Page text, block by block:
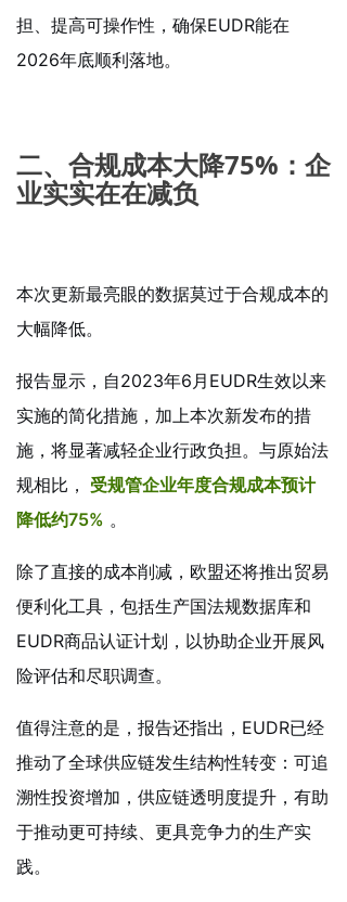
担、提高可操作性，确保EUDR能在
2026年底顺利落地。
二、合规成本大降75%：企
业实实在在减负
本次更新最亮眼的数据莫过于合规成本的
大幅降低。
报告显示，自2023年6月EUDR生效以来
实施的简化措施，加上本次新发布的措
施，将显著减轻企业行政负担。与原始法
规相比， 受规管企业年度合规成本预计
降低约75% 。
除了直接的成本削减，欧盟还将推出贸易
便利化工具，包括生产国法规数据库和
EUDR商品认证计划，以协助企业开展风
险评估和尽职调查。
值得注意的是，报告还指出，EUDR已经
推动了全球供应链发生结构性转变：可追
溯性投资增加，供应链透明度提升，有助
于推动更可持续、更具竞争力的生产实
践。